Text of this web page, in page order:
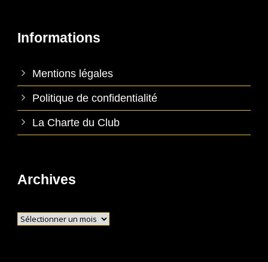
Informations
Mentions légales
Politique de confidentialité
La Charte du Club
Archives
Archives